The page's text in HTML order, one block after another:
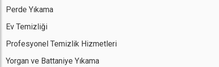
Perde Yıkama
Ev Temizliği
Profesyonel Temizlik Hizmetleri
Yorgan ve Battaniye Yıkama